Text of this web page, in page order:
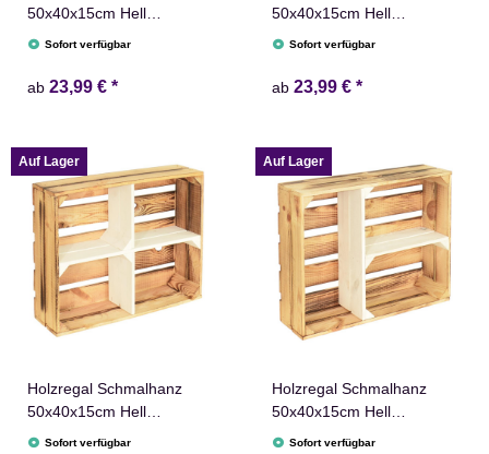
50x40x15cm Hell
Geflammt Weiß 2x Kurzes
Sofort verfügbar
ab 23,99 € *
50x40x15cm Hell
Geflammt Weiß 2x Langes
Sofort verfügbar
ab 23,99 € *
Auf Lager
Holzregal Schmalhanz
50x40x15cm Hell
Geflammt Weiß mit
Sofort verfügbar
Auf Lager
Holzregal Schmalhanz
50x40x15cm Hell
Geflammt Weiß T Regal
Sofort verfügbar